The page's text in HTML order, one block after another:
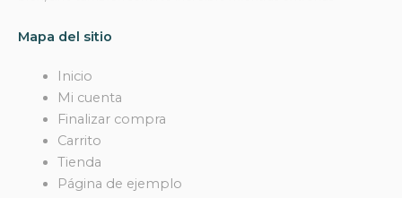
Mapa del sitio
Inicio
Mi cuenta
Finalizar compra
Carrito
Tienda
Página de ejemplo